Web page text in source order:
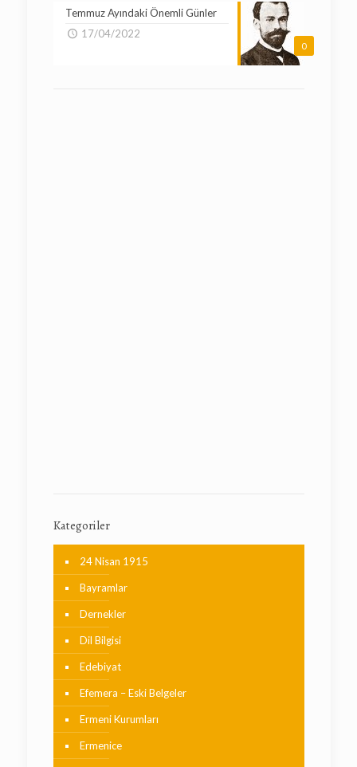
0
Temmuz Ayındaki Önemli Günler
17/04/2022
Kategoriler
24 Nisan 1915
Bayramlar
Dernekler
Dil Bilgisi
Edebiyat
Efemera – Eski Belgeler
Ermeni Kurumları
Ermenice